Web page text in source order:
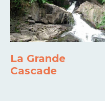
Medios de pago
Tarjeta bancaria
La Grande
Cascade